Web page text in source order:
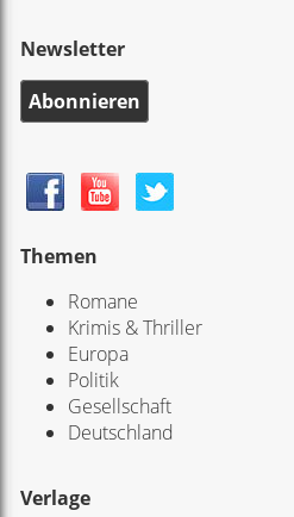
Newsletter
Abonnieren
Themen
Romane
Krimis & Thriller
Europa
Politik
Gesellschaft
Deutschland
Verlage